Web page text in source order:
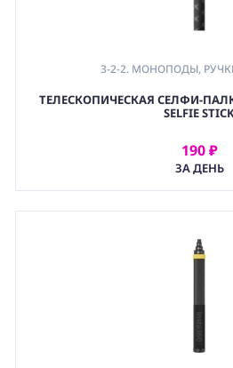
3-2-2. МОНОПОДЫ,
5. СТОЙКИ ДЛЯ
,
,
3. ЭКШН КАМЕРЫ И
,
(CAM)
,
ТЕЛЕСКОПИЧЕСКАЯ CЕЛФИ-
SELFIE
190 ₽
ЗА ДЕНЬ
АРЕНДОВАТЬ